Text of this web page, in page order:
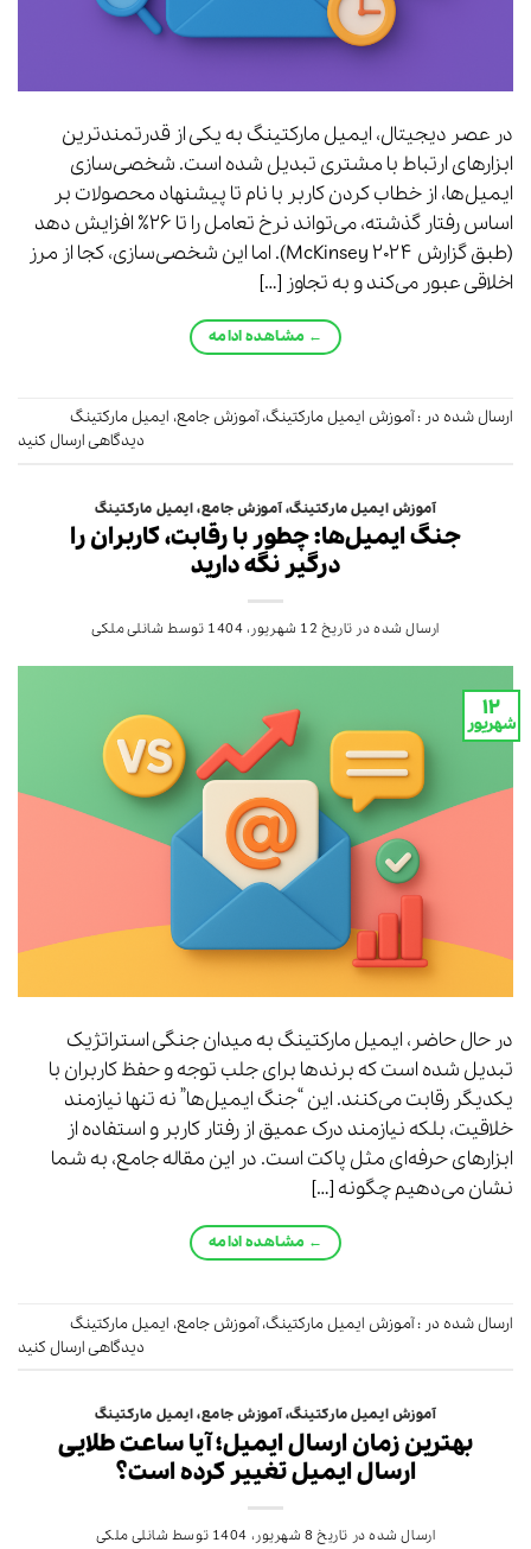
در عصر دیجیتال، ایمیل مارکتینگ به یکی از قدرتمندترین
ابزارهای ارتباط با مشتری تبدیل شده است. شخصی‌سازی
ایمیل‌ها، از خطاب کردن کاربر با نام تا پیشنهاد محصولات بر
اساس رفتار گذشته، می‌تواند نرخ تعامل را تا ۲۶٪ افزایش دهد
(طبق گزارش ۲۰۲۴ McKinsey). اما این شخصی‌سازی، کجا از مرز
اخلاقی عبور می‌کند و به تجاوز […]
← مشاهده ادامه
ارسال شده در :آموزش ایمیل مارکتینگ،آموزش جامع، ایمیل مارکتینگ
دیدگاهی ارسال کنید
آموزش ایمیل مارکتینگ،آموزش جامع،ایمیل مارکتینگ
جنگ ایمیل‌ها: چطور با رقابت، کاربران را
درگیر نگه دارید
ارسال شده در تاریخ 12 شهریور، 1404 توسط شانلی ملکی
۱۲
شهریور
در حال حاضر، ایمیل مارکتینگ به میدان جنگی استراتژیک
تبدیل شده است که برندها برای جلب توجه و حفظ کاربران با
یکدیگر رقابت می‌کنند. این “جنگ ایمیل‌ها” نه تنها نیازمند
خلاقیت، بلکه نیازمند درک عمیق از رفتار کاربر و استفاده از
ابزارهای حرفه‌ای مثل پاکت است. در این مقاله جامع، به شما
نشان می‌دهیم چگونه […]
← مشاهده ادامه
ارسال شده در :آموزش ایمیل مارکتینگ،آموزش جامع، ایمیل مارکتینگ
دیدگاهی ارسال کنید
آموزش ایمیل مارکتینگ،آموزش جامع،ایمیل مارکتینگ
بهترین زمان ارسال ایمیل؛ آیا ساعت طلایی
ارسال ایمیل تغییر کرده است؟
ارسال شده در تاریخ 8 شهریور، 1404 توسط شانلی ملکی